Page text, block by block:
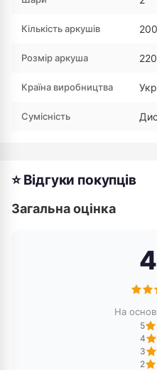
Кількість аркушів
Розмір аркуша
Країна виробництва
Сумісність
⭐ Відгуки покупців
Загальна оцінка
На
5
4
3
2